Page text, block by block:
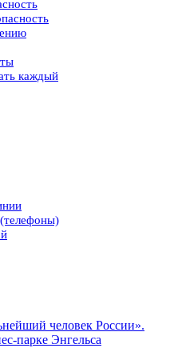
каждый
человек России».
парке Энгельса